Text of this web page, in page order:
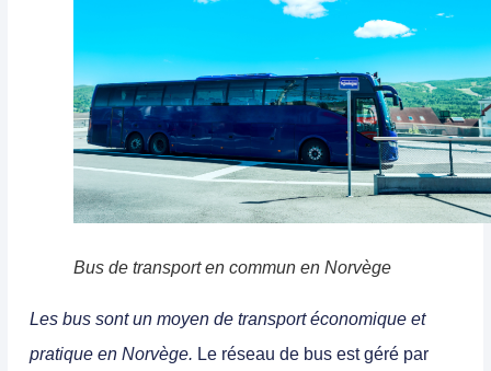
Bus de transport en commun en Norvège
Les bus sont un moyen de transport économique et
pratique en Norvège. Le réseau de bus est géré par